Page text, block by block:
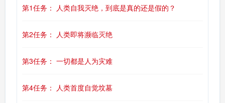
第1任务： 人类自我灭绝，到底是真的还是假的？
第2任务： 人类即将濒临灭绝
第3任务： 一切都是人为灾难
第4任务： 人类首度自觉坟墓